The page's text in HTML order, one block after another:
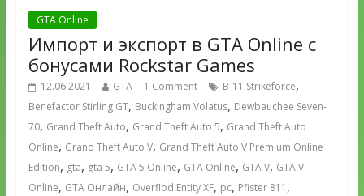
GTA Online
Импорт и экспорт в GTA Online с
бонусами Rockstar Games
12.06.2021 GTA 1 Comment B-11 Strikeforce,
Benefactor Stirling GT, Buckingham Volatus, Dewbauchee Seven-
70, Grand Theft Auto, Grand Theft Auto 5, Grand Theft Auto
Online, Grand Theft Auto V, Grand Theft Auto V Premium Online
Edition, gta, gta 5, GTA 5 Online, GTA Online, GTA V, GTA V
Online, GTA Онлайн, Overflod Entity XF, pc, Pfister 811 ,